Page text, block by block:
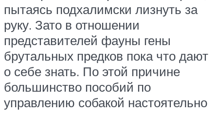
пытаясь подхалимски лизнуть за
руку. Зато в отношении
представителей фауны гены
брутальных предков пока что дают
о себе знать. По этой причине
большинство пособий по
управлению собакой настоятельно